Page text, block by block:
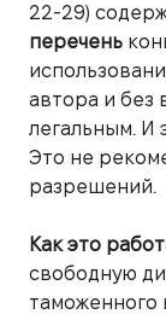
22-29)
перечень
автора и без
легальным. И
Это не
разрешений.
Как это
свободную
таможенного